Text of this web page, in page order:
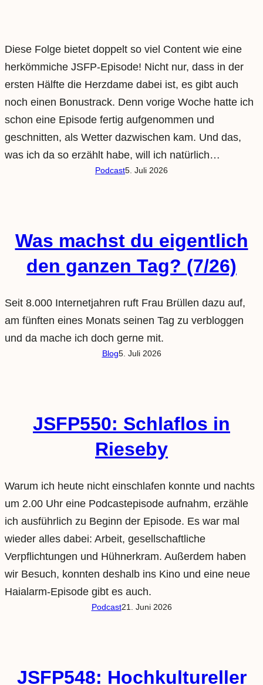
Diese Folge bietet doppelt so viel Content wie eine
herkömmiche JSFP-Episode! Nicht nur, dass in der
ersten Hälfte die Herzdame dabei ist, es gibt auch
noch einen Bonustrack. Denn vorige Woche hatte ich
schon eine Episode fertig aufgenommen und
geschnitten, als Wetter dazwischen kam. Und das,
was ich da so erzählt habe, will ich natürlich…
Podcast5. Juli 2026
Was machst du eigentlich
den ganzen Tag? (7/26)
Seit 8.000 Internetjahren ruft Frau Brüllen dazu auf,
am fünften eines Monats seinen Tag zu verbloggen
und da mache ich doch gerne mit.
Blog5. Juli 2026
JSFP550: Schlaflos in
Rieseby
Warum ich heute nicht einschlafen konnte und nachts
um 2.00 Uhr eine Podcastepisode aufnahm, erzähle
ich ausführlich zu Beginn der Episode. Es war mal
wieder alles dabei: Arbeit, gesellschaftliche
Verpflichtungen und Hühnerkram. Außerdem haben
wir Besuch, konnten deshalb ins Kino und eine neue
Haialarm-Episode gibt es auch.
Podcast21. Juni 2026
JSFP548: Hochkultureller